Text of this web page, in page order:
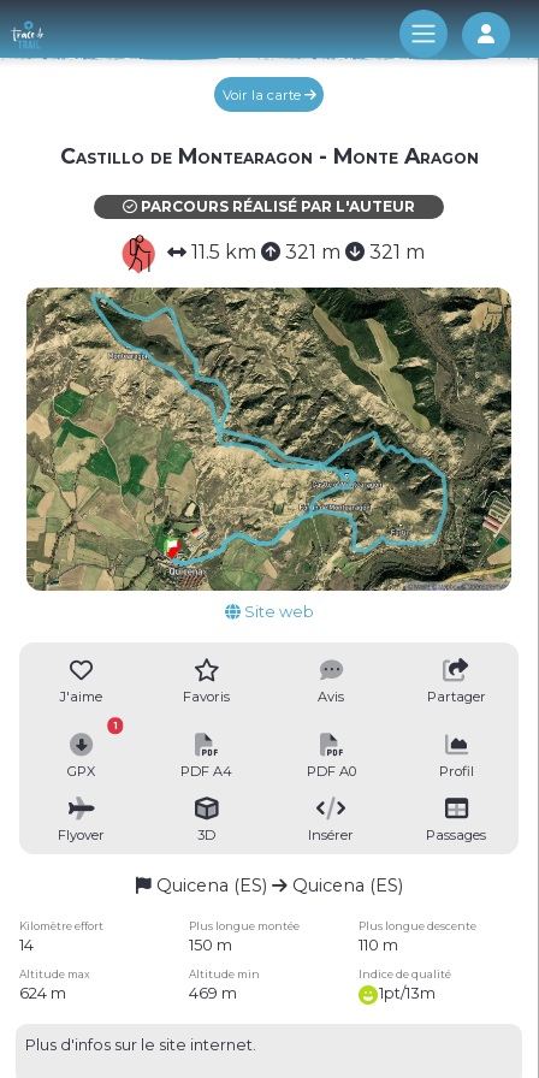
Log
Voir la carte
Castillo de Montearagon - Monte Aragon
PARCOURS RÉALISÉ PAR L'AUTEUR
11.5 km 321 m 321 m
Site web
J'aime Favoris Avis Partager
GPX
1
PDF A4 PDF A0 Profil
Flyover 3D Insérer Passages
Quicena (ES) Quicena (ES)
Kilomètre effort Plus longue montée Plus longue descente
14 150 m 110 m
Altitude max Altitude min Indice de qualité
624 m 469 m 1pt/13m
Plus d'infos sur le site internet.